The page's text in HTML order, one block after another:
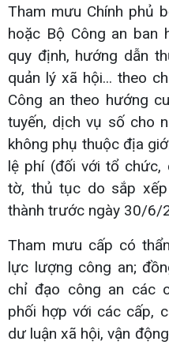
Tham mưu Chính phủ
hoặc Bộ Công an ban
quy định, hướng dẫn
quản lý xã hội... theo
Công an theo hướng
tuyến, dịch vụ số cho
không phụ thuộc địa
lệ phí (đối với tổ chức,
tờ, thủ tục do sắp
thành trước ngày 30/6/
Tham mưu cấp có
lực lượng công an;
chỉ đạo công an các
phối hợp với các cấp,
dư luận xã hội, vận